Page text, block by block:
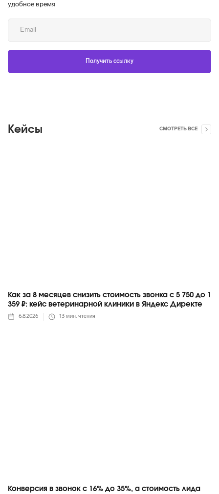
удобное время
Кейсы СМОТРЕТЬ ВСЕ
Как за 8 месяцев снизить стоимость звонка с 5 750 до 1
359 ₽: кейс ветеринарной клиники в Яндекс Директе
6.8.2026 13 мин. чтения
Конверсия в звонок с 16% до 35%, а стоимость лида